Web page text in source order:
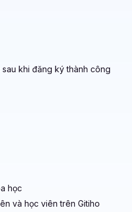
khi đăng ký thành công
học
và học viên trên Gitiho